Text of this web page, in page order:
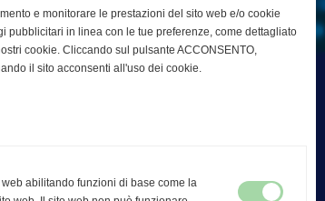
e monitorare le prestazioni del sito web e/o cookie
pubblicitari in linea con le tue preferenze, come dettagliato
cookie. Cliccando sul pulsante ACCONSENTO,
il sito acconsenti all'uso dei cookie.
abilitando funzioni di base come la